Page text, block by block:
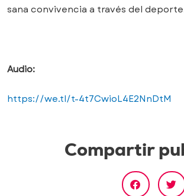
sana convivencia a través del
Audio:
https://we.tl/t-4t7CwioL4E2NnDtM
Compartir